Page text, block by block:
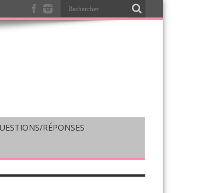
RÉPONSES